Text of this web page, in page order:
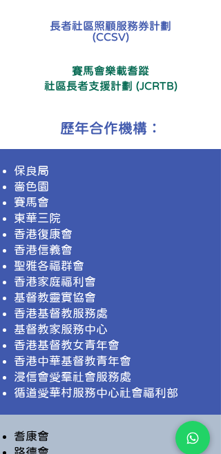
長者社區照顧服務券計劃
(CCSV)
賽馬會樂載耆蹤
社區長者支援計劃 (JCRTB)
歷年合作機構：
保良局
嗇色園
賽馬會
東華三院
香港復康會
香港信義會
聖雅各福群會
香港家庭福利會
基督教靈實協會
香港基督教服務處
基督教家服務中心
香港基督教女青年會
香港中華基督教青年會
浸信會愛羣社會服務處
循道愛華村服務中心社會福利部
耆康會